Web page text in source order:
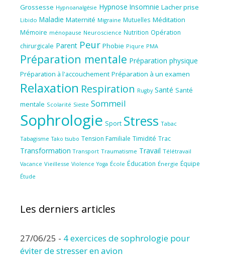
Grossesse Hypnoanalgésie Hypnose Insomnie Lacher prise
Libido Maladie Maternité Migraine Mutuelles Méditation
Mémoire ménopause Neuroscience Nutrition Opération
chirurgicale Parent Peur Phobie Piqure PMA
Préparation mentale Préparation physique
Préparation à l'accouchement Préparation à un examen
Relaxation Respiration Rugby Santé Santé
mentale Scolarité Sieste Sommeil
Sophrologie Sport Stress Tabac
Tabagisme Tako tsubo Tension Familiale Timidité Trac
Transformation Transport Traumatisme Travail Télétravail
Vacance Vieillesse Violence Yoga École Éducation Énergie Équipe
Étude
Les derniers articles
27/06/25 - 4 exercices de sophrologie pour
éviter de stresser en avion